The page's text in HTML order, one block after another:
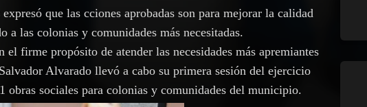
que las cciones aprobadas son para mejorar la calidad
a las colonias y comunidades más necesitadas.
firme propósito de atender las necesidades más apremiantes
Alvarado llevó a cabo su primera sesión del ejercicio
obras sociales para colonias y comunidades del municipio.